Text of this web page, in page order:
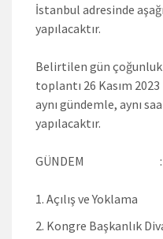
İstanbul adresinde
yapılacaktır.
Belirtilen gün çoğunluk
toplantı 26 Kasım
aynı gündemle, aynı
yapılacaktır.
GÜNDEM :
Açılış ve Yoklama
Kongre Başkanlık